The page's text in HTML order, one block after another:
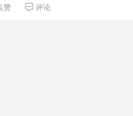
入侵了，简单的说就是你电脑中毒
赞 评论